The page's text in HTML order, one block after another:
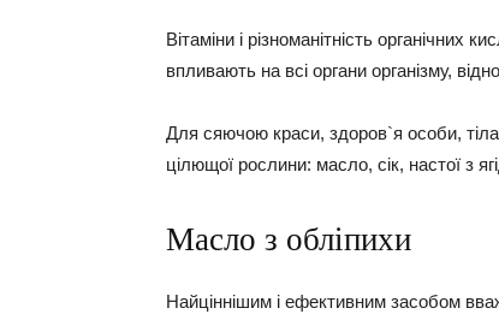
Вітаміни і різноманітність органічних
впливають на всі органи організму,
Для сяючою краси, здоров`я особи, тіла
цілющої рослини: масло, сік, настої з
Масло з обліпихи
Найціннішим і ефективним засобом